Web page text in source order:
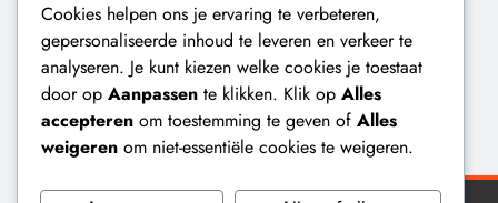
Cookies helpen ons je ervaring te verbeteren,
gepersonaliseerde inhoud te leveren en verkeer te
analyseren. Je kunt kiezen welke cookies je toestaat
door op Aanpassen te klikken. Klik op Alles
accepteren om toestemming te geven of Alles
weigeren om niet-essentiële cookies te weigeren.